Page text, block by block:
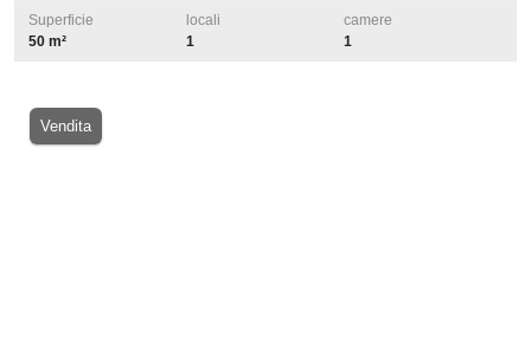
Superficie
50 m²
locali
1
camere
1
Vendita